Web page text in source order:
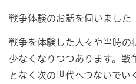
戦争体験のお話を伺いました
戦争を体験した人々や当時の
少なくなりつつあります。戦
となく次の世代へつないでい